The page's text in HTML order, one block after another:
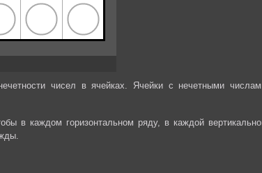
чисел в ячейках. Ячейки с нечетными
в каждом горизонтальном ряду, в каждой